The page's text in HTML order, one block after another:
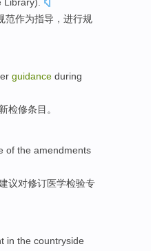
范作为指导 ，进行规
guidance during
检修条目 。
of the amendments
议对修订医学检验专
in the countryside